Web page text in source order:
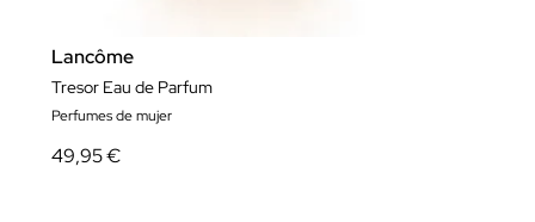
Lancôme
Tresor Eau de Parfum
Perfumes de mujer
49,95 €